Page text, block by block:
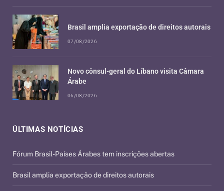
ÚLTIMAS NOTÍCIAS
Fórum Brasil-Países Árabes tem inscrições abertas
Brasil amplia exportação de direitos autorais
Brasil amplia exportação de direitos autorais
07/08/2026
Novo cônsul-geral do Líbano visita Câmara
Árabe
06/08/2026